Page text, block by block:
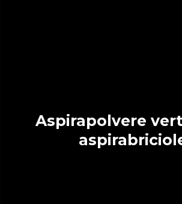
Aspirapolvere verticale e